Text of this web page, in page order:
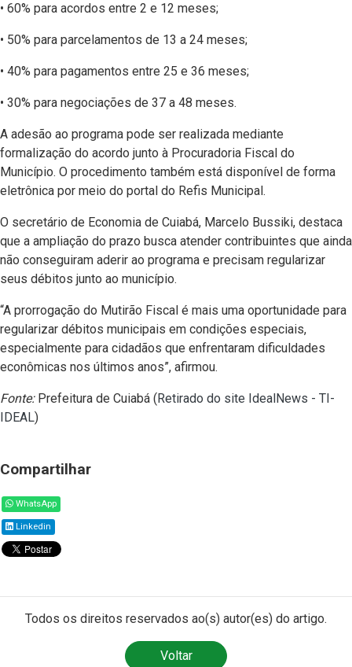
• 60% para acordos entre 2 e 12 meses;
• 50% para parcelamentos de 13 a 24 meses;
• 40% para pagamentos entre 25 e 36 meses;
• 30% para negociações de 37 a 48 meses.
A adesão ao programa pode ser realizada mediante
formalização do acordo junto à Procuradoria Fiscal do
Município. O procedimento também está disponível de forma
eletrônica por meio do portal do Refis Municipal.
O secretário de Economia de Cuiabá, Marcelo Bussiki, destaca
que a ampliação do prazo busca atender contribuintes que ainda
não conseguiram aderir ao programa e precisam regularizar
seus débitos junto ao município.
“A prorrogação do Mutirão Fiscal é mais uma oportunidade para
regularizar débitos municipais em condições especiais,
especialmente para cidadãos que enfrentaram dificuldades
econômicas nos últimos anos”, afirmou.
Fonte:Prefeitura de Cuiabá (Retirado do site IdealNews - TI-
IDEAL)
Compartilhar
WhatsApp
Linkedin
Todos os direitos reservados ao(s) autor(es) do artigo.
Voltar